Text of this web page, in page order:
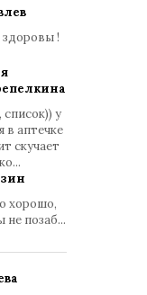
здоровы !
список)) у
в аптечке
скучает
хорошо,
не позаб...